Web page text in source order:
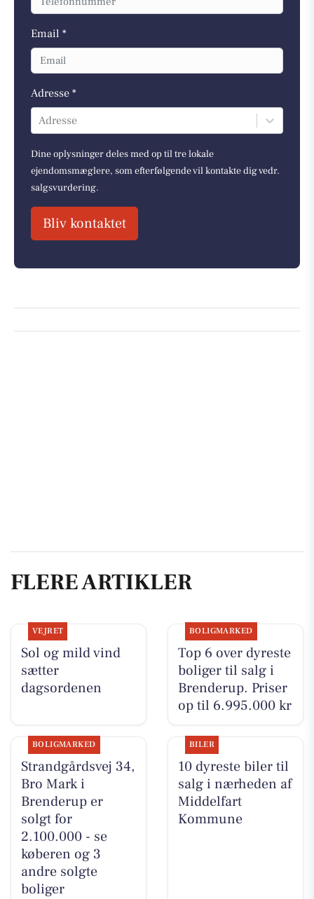
Email *
Adresse *
Adresse
Dine oplysninger deles med op til tre lokale
ejendomsmæglere, som efterfølgende vil kontakte dig vedr.
salgsvurdering.
Bliv kontaktet
FLERE ARTIKLER
VEJRET
Sol og mild vind
sætter
dagsordenen
BOLIGMARKED
Top 6 over dyreste
boliger til salg i
Brenderup. Priser
op til 6.995.000 kr
BOLIGMARKED
Strandgårdsvej 34,
Bro Mark i
Brenderup er
solgt for
2.100.000 - se
køberen og 3
andre solgte
boliger
BILER
10 dyreste biler til
salg i nærheden af
Middelfart
Kommune